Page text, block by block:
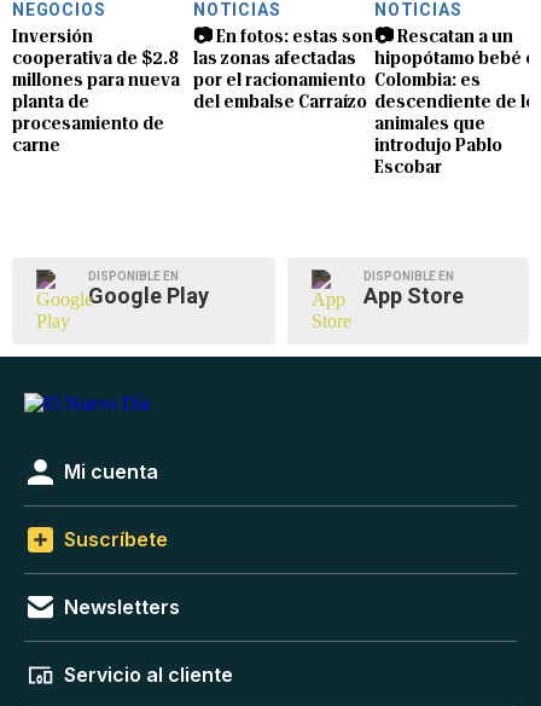
NEGOCIOS
Inversión
cooperativa de $2.8
millones para nueva
planta de
procesamiento de
carne
NOTICIAS
📷 En fotos: estas son
las zonas afectadas
por el racionamiento
del embalse Carraízo
NOTICIAS
📷 Rescatan a un
hipopótamo bebé
Colombia: es
descendiente de
animales que
introdujo Pablo
Escobar
DISPONIBLE EN
Google Play
DISPONIBLE EN
App Store
Mi cuenta
Suscríbete
Newsletters
Servicio al cliente